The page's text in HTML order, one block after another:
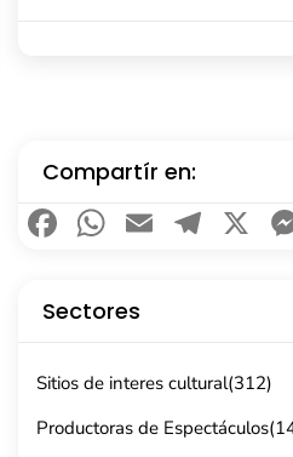
Compartír en:
Facebook
Email X
Sectores
Sitios de interes cultural(312)
Productoras de Espectáculos